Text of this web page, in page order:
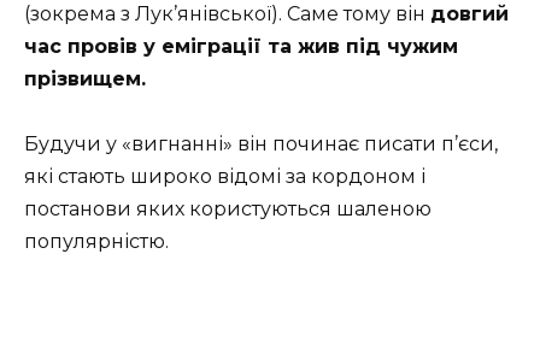
(зокрема з Лук’янівської). Саме тому він довгий
час провів у еміграції та жив під чужим
прізвищем.
Будучи у «вигнанні» він починає писати п’єси,
які стають широко відомі за кордоном і
постанови яких користуються шаленою
популярністю.